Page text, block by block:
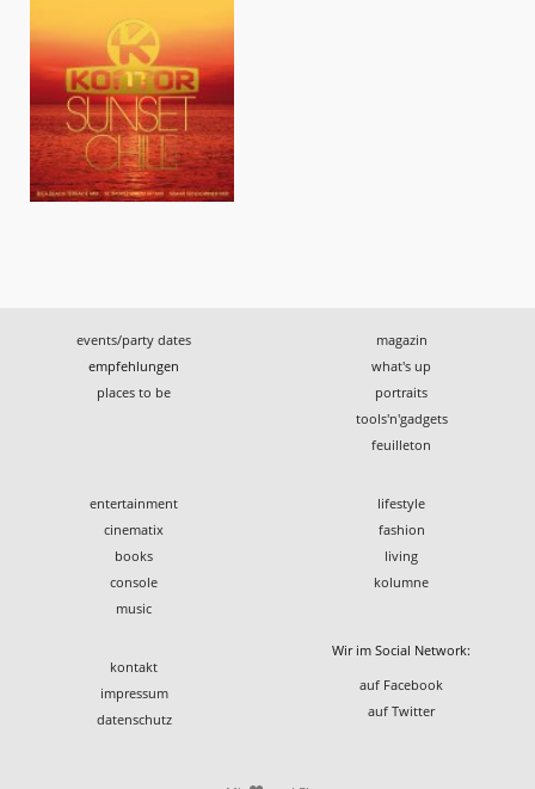
events/party dates
empfehlungen
places to be
magazin
what's up
portraits
tools'n'gadgets
feuilleton
entertainment
cinematix
books
console
music
lifestyle
fashion
living
kolumne
kontakt
impressum
datenschutz
Wir im Social Network:
auf Facebook
auf Twitter